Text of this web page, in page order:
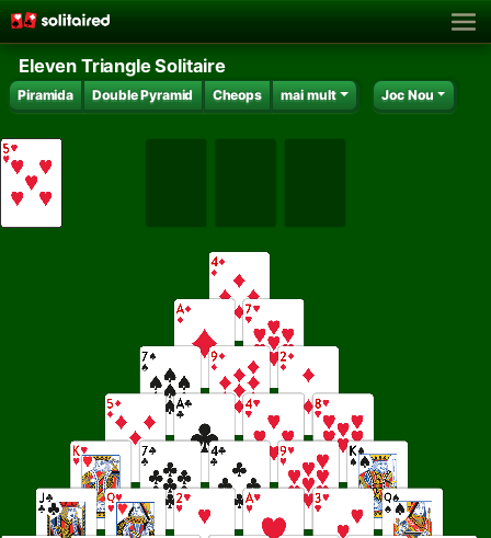
Eleven Triangle Solitaire
Piramida Double Pyramid Cheops mai mult Joc Nou